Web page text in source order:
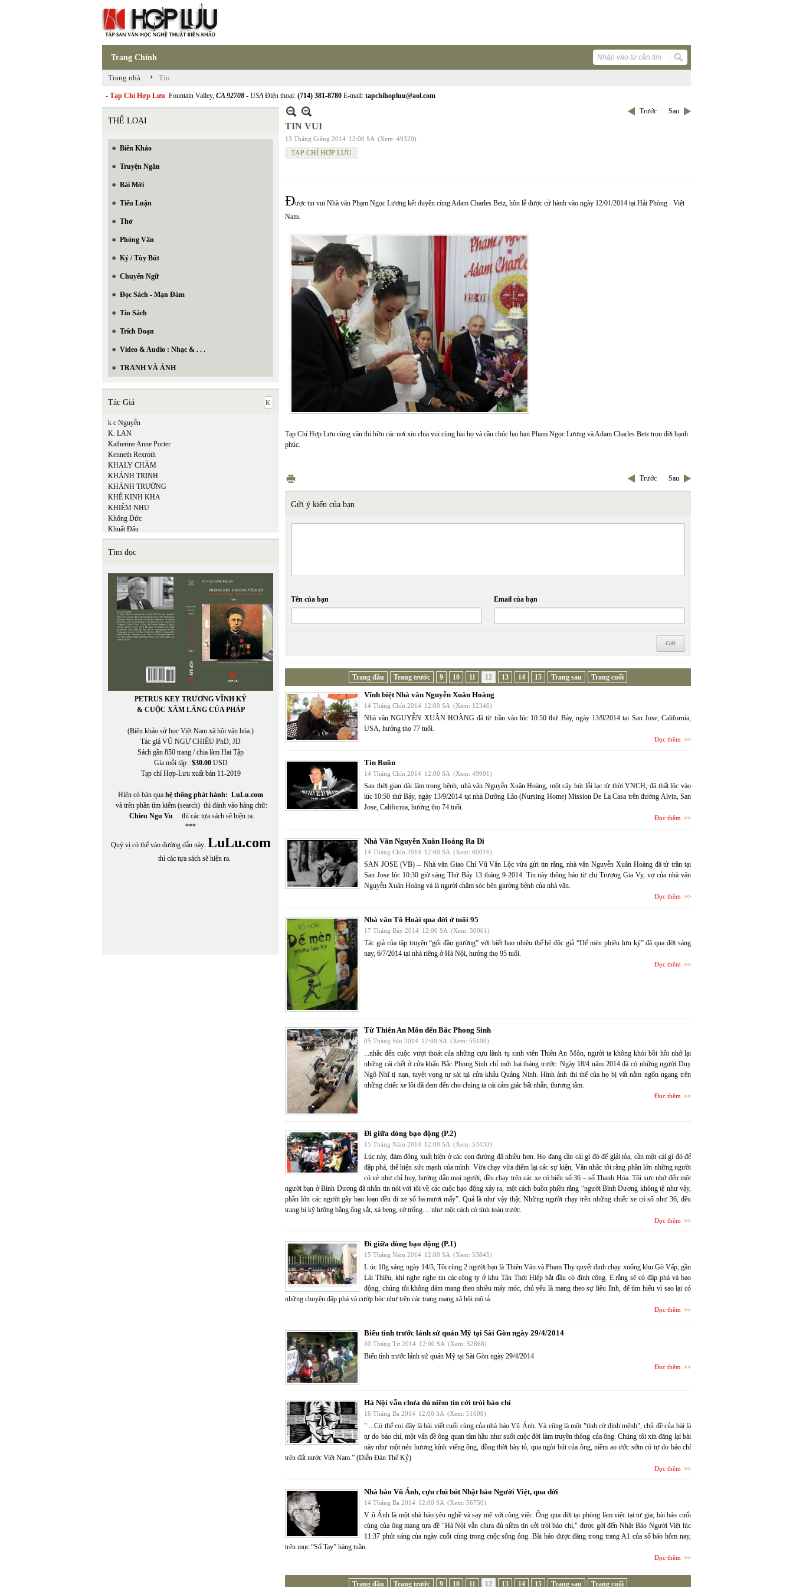
Trang Chính
Trang nhà › Tin
- Tạp Chí Hợp Lưu Fountain Valley, CA 92708 - USAĐiện thoại: (714) 381-8780 E-mail: tapchihopluu@aol.com
THỂ LOẠI
Biên Khảo
Truyện Ngắn
Bài Mới
Tiểu Luận
Thơ
Phỏng Vấn
Ký / Tùy Bút
Chuyển Ngữ
Đọc Sách - Mạn Đàm
Tin Sách
Trích Đoạn
Video & Audio : Nhạc & . . .
TRANH VÀ ẢNH
Tác Giả
k c Nguyễn
K. LAN
Katherine Anne Porter
Kenneth Rexroth
KHALY CHÀM
KHÁNH TRINH
KHÁNH TRƯỜNG
KHÊ KINH KHA
KHIÊM NHU
Khổng Đức
Khuất Đẩu
Khuyết Danh
Kiệm Hoàng
Kiều Thị An Giang
KIM LONG
Kim Nhung
Kim Tuấn
Kinh Dương Vương
Kuroda Momoko
Kurt Vonnegut, Jr.
Tìm đọc
PETRUS KEY TRƯƠNG VĨNH KÝ
& CUỘC XÂM LĂNG CỦA PHÁP
(Biên khảo sử học Việt Nam xã hội văn hóa.)
Tác giả VŨ NGỰ CHIÊU PhD, JD
Sách gần 850 trang / chia làm Hai Tập
Gía mỗi tập : $30.00USD
Tạp chí Hợp-Lưu xuất bản 11-2019
Hiện có bán qua hệ thống phát hành: LuLu.com
và trên phần tìm kiếm (search) thì đánh vào hàng chữ:
Chieu Ngu Vu thì các tựa sách sẽ hiện ra.
***
Quý vị có thể vào đường dẫn này: LuLu.com
thì các tựa sách sẽ hiện ra.
Trước Sau
TIN VUI
13 Tháng Giêng 2014 12:00 SA (Xem: 49320)
TẠP CHÍ HỢP LƯU
Được tin vui Nhà văn Phạm Ngọc Lương kết duyên cùng Adam Charles Betz, hôn lễ được cử hành vào ngày 12/01/2014 tại Hải Phòng - Việt
Nam.
Tạp Chí Hợp Lưu cùng văn thi hữu các nơi xin chia vui cùng hai họ và cầu chúc hai bạn Phạm Ngọc Lương và Adam Charles Betz trọn đời hạnh
phúc.
Trước Sau
Gửi ý kiến của bạn
Tên của bạn Email của bạn
Trang đầu Trang trước 9 10 11 12 13 14 15 Trang sau Trang cuối
Vĩnh biệt Nhà văn Nguyễn Xuân Hoàng
14 Tháng Chín 2014 12:00 SA (Xem: 12346)
Nhà văn NGUYỄN XUÂN HOÀNG đã từ trần vào lúc 10:50 thứ Bảy, ngày 13/9/2014 tại San Jose, California,
USA, hưởng thọ 77 tuổi.
Đọc thêm
Tin Buồn
14 Tháng Chín 2014 12:00 SA (Xem: 49901)
Sau thời gian dài lâm trọng bệnh, nhà văn Nguyễn Xuân Hoàng, một cây bút lỗi lạc từ thời VNCH, đã thất lộc vào
lúc 10:50 thứ Bảy, ngày 13/9/2014 tại nhà Dưỡng Lão (Nursing Home) Mission De La Casa trên đường Alvin, San
Jose, California, hưởng thọ 74 tuổi.
Đọc thêm
Nhà Văn Nguyễn Xuân Hoàng Ra Đi
14 Tháng Chín 2014 12:00 SA (Xem: 60016)
SAN JOSE (VB) -- Nhà văn Giao Chỉ Vũ Văn Lộc vừa gửi tin rằng, nhà văn Nguyễn Xuân Hoàng đã từ trần tại
San Jose lúc 10:30 giờ sáng Thứ Bảy 13 tháng 9-2014. Tin này thông báo từ chị Trương Gia Vy, vợ của nhà văn
Nguyễn Xuân Hoàng và là người chăm sóc bên giường bệnh của nhà văn.
Đọc thêm
Nhà văn Tô Hoài qua đời ở tuổi 95
17 Tháng Bảy 2014 12:00 SA (Xem: 50061)
Tác giả của tập truyện “gối đầu giường” với biết bao nhiêu thế hệ độc giả “Dế mèn phiêu lưu ký” đã qua đời sáng
nay, 6/7/2014 tại nhà riêng ở Hà Nội, hưởng thọ 95 tuổi.
Đọc thêm
Từ Thiên An Môn đến Bắc Phong Sinh
05 Tháng Sáu 2014 12:00 SA (Xem: 55199)
...nhắc đến cuộc vượt thoát của những cựu lãnh tụ sinh viên Thiên An Môn, người ta không khỏi bồi hồi nhớ lại
những cái chết ở cửa khẩu Bắc Phong Sinh chỉ mới hai tháng trước. Ngày 18/4 năm 2014 đã có những người Duy
Ngô Nhĩ tị nạn, tuyệt vọng tự sát tại cửa khẩu Quảng Ninh. Hình ảnh thi thể của họ bị vất nằm ngổn ngang trên
những chiếc xe lôi đã đem đến cho chúng ta cái cảm giác bất nhẫn, thương tâm.
Đọc thêm
Đi giữa dòng bạo động (P.2)
15 Tháng Năm 2014 12:00 SA (Xem: 53433)
Lúc này, đám đông xuất hiện ở các con đường đã nhiều hơn. Họ đang cần cái gì đó để giải tỏa, cần một cái gì đó để
đập phá, thể hiện sức mạnh của mình. Vừa chạy vừa điểm lại các sự kiện, Văn nhắc tôi rằng phần lớn những người
có vẻ như chỉ huy, hướng dẫn mọi người, đều chạy trên các xe có biển số 36 – số Thanh Hóa. Tôi sực nhớ đến một
người bạn ở Bình Dương đã nhắn tin nói với tôi về các cuộc bạo động xảy ra, một cách buồn phiền rằng “người Bình Dương không tệ như vậy,
phần lớn các người gây bạo loạn đều đi xe số ba mươi mấy”. Quả là như vậy thật. Những người chạy trên những chiếc xe có số như 36, đều
trang bị kỹ lưỡng bằng ống sắt, xà beng, cờ trống… như một cách có tính toán trước.
Đọc thêm
Đi giữa dòng bạo động (P.1)
15 Tháng Năm 2014 12:00 SA (Xem: 53845)
L úc 10g sáng ngày 14/5, Tôi cùng 2 người bạn là Thiên Văn và Phạm Thy quyết định chạy xuống khu Gò Vấp, gần
Lái Thiêu, khi nghe nghe tin các công ty ở khu Tân Thới Hiệp bắt đầu có đình công. E rằng sẽ có đập phá và bạo
động, chúng tôi không dám mang theo nhiều máy móc, chủ yếu là mang theo sự liều lĩnh, để tìm hiểu vì sao lại có
những chuyện đập phá và cướp bóc như trên các trang mạng xã hội mô tả.
Đọc thêm
Biểu tình trước lảnh sứ quán Mỹ tại Sài Gòn ngày 29/4/2014
30 Tháng Tư 2014 12:00 SA (Xem: 52868)
Biểu tình trước lảnh sứ quán Mỹ tại Sài Gòn ngày 29/4/2014
Đọc thêm
Hà Nội vẫn chưa đủ niềm tin cởi trói báo chí
16 Tháng Ba 2014 12:00 SA (Xem: 51608)
" ...Có thể coi đây là bài viết cuối cùng của nhà báo Vũ Ánh. Và cũng là một "tình cờ định mệnh", chủ đề của bài là
tự do báo chí, một vấn đề ông quan tâm hầu như suốt cuộc đời làm truyền thông của ông. Chúng tôi xin đăng lại bài
này như một nén hương kính viếng ông, đồng thời bày tỏ, qua ngòi bút của ông, niềm ao ước sớm có tự do báo chí
trên đất nước Việt Nam.” (Diễn Đàn Thế Kỷ)
Đọc thêm
Nhà báo Vũ Ánh, cựu chủ bút Nhật báo Người Việt, qua đời
14 Tháng Ba 2014 12:00 SA (Xem: 56750)
V ũ Ánh là một nhà báo yêu nghề và say mê với công việc. Ông qua đời tại phòng làm việc tại tư gia; bài báo cuối
cùng của ông mang tựa đề "Hà Nội vẫn chưa đủ niềm tin cởi trói báo chí," được gởi đến Nhật Báo Người Việt lúc
11:37 phút sáng của ngày cuối cùng trong cuộc sống ông. Bài báo được đăng trong trang A1 của số báo hôm nay,
trên mục “Sổ Tay” hàng tuần.
Đọc thêm
Trang đầu Trang trước 9 10 11 12 13 14 15 Trang sau Trang cuối